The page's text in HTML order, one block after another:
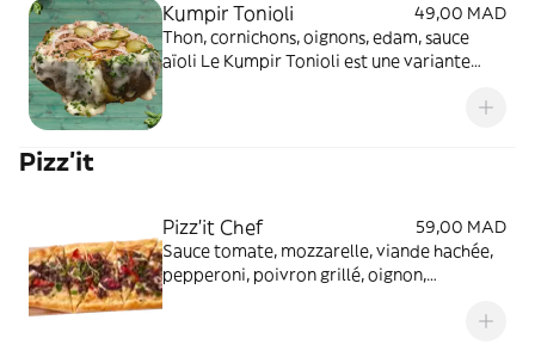
Kumpir Tonioli
49,00 MAD
Thon, cornichons, oignons, edam, sauce
aïoli Le Kumpir Tonioli est une variante
Pizz'it
Pizz’it Chef
59,00 MAD
Sauce tomate, mozzarelle, viande hachée,
pepperoni, poivron grillé, oignon,